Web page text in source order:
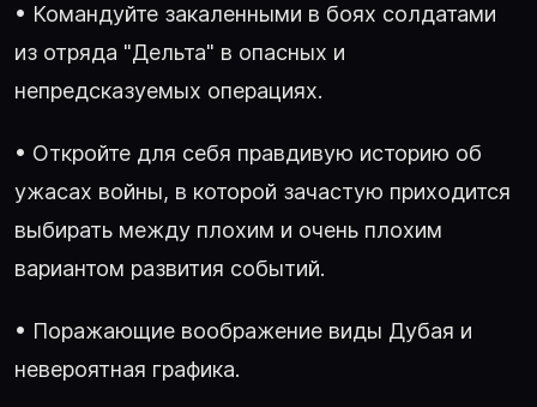
• Командуйте закаленными в боях солдатами
из отряда "Дельта" в опасных и
непредсказуемых операциях.
• Откройте для себя правдивую историю об
ужасах войны, в которой зачастую приходится
выбирать между плохим и очень плохим
вариантом развития событий.
• Поражающие воображение виды Дубая и
невероятная графика.